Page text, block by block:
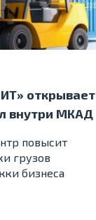
открывает
внутри МКАД
повысит
грузов
бизнеса